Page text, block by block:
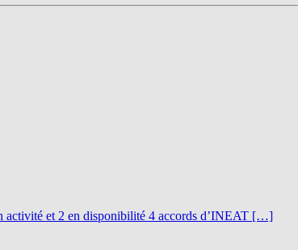
activité et 2 en disponibilité 4 accords d’INEAT […]